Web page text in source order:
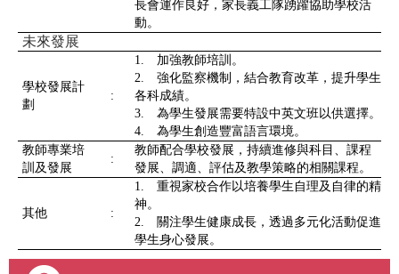
長會運作良好，家長義工隊踴躍協助學校活
動。
未來發展
學校發展計
劃
:
1. 加強教師培訓。
2. 強化監察機制，結合教育改革，提升學生
各科成績。
3. 為學生發展需要特設中英文班以供選擇。
4. 為學生創造豐富語言環境。
教師專業培
訓及發展
:
教師配合學校發展，持續進修與科目、課程
發展、調適、評估及教學策略的相關課程。
其他 :
1. 重視家校合作以培養學生自理及自律的精
神。
2. 關注學生健康成長，透過多元化活動促進
學生身心發展。